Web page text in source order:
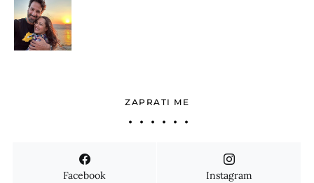
ZAPRATI ME
Facebook Instagram